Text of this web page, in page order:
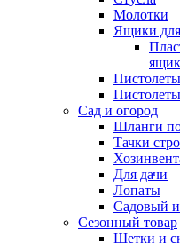
Молотки
Ящики
Сад и огород
Шланги
Тачки
Для дачи
Лопаты
Садовый
Сезонный товар
Щетки и